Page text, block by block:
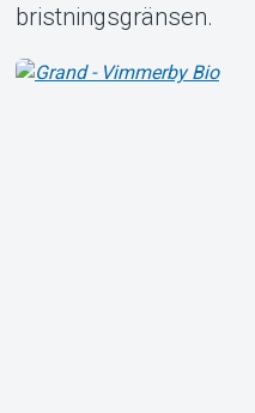
bristningsgränsen.